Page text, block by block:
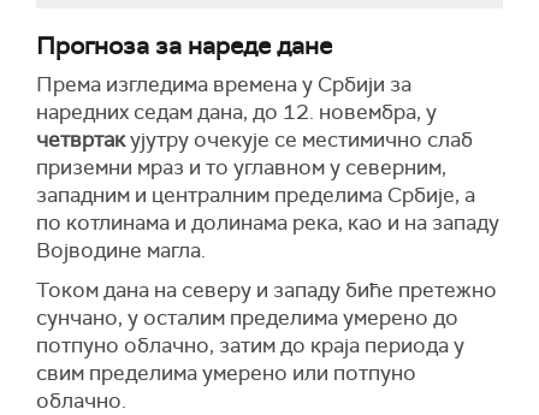
Прогноза за нареде дане
Према изгледима времена у Србији за
наредних седам дана, до 12. новембра, у
четвртакујутру очекује се местимично слаб
приземни мраз и то углавном у северним,
западним и централним пределима Србије, а
по котлинама и долинама река, као и на западу
Војводине магла.
Током дана на северу и западу биће претежно
сунчано, у осталим пределима умерено до
потпуно облачно, затим до краја периода у
свим пределима умерено или потпуно
облачно.